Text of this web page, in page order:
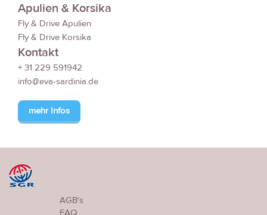
Apulien & Korsika
Fly & Drive Apulien
Fly & Drive Korsika
Kontakt
+ 31 229 591942
info@eva-sardinia.de
mehr Infos
AGB's